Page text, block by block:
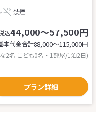
禁煙
込44,000～57,500円
本代金合計88,000〜115,000円
2名 こども0名・1部屋/1泊2日)
プラン詳細